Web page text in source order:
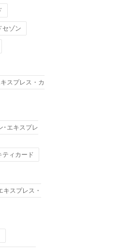
セゾン
スプレス・カ
･エキスプレ
ティカード
キスプレス・